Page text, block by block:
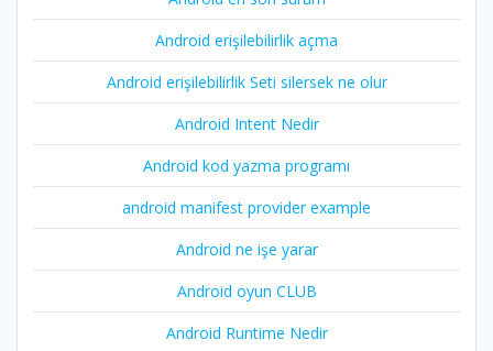
Android erişilebilirlik açma
Android erişilebilirlik Seti silersek ne olur
Android Intent Nedir
Android kod yazma programı
android manifest provider example
Android ne işe yarar
Android oyun CLUB
Android Runtime Nedir